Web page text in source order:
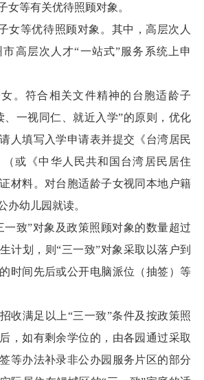
女等有关优待照顾对象。
等优待照顾对象。其中，高层次人
高层次人才“一站式”服务系统上申
符合相关文件精神的台胞适龄子
、一视同仁、就近入学”的原则，优化
人填写入学申请表并提交《台湾居民
或《中华人民共和国台湾居民居住
材料。对台胞适龄子女视同本地户籍
办幼儿园就读。
致”对象及政策照顾对象的数量超过
计划，则“三一致”对象采取以落户到
时间先后或公开电脑派位（抽签）等
满足以上“三一致”条件及按政策照
，如有剩余学位的，由各园通过采取
等办法补录非公办园服务片区的部分